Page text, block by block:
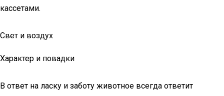
кассетами.
Свет и воздух
Характер и повадки
В ответ на ласку и заботу животное всегда ответит